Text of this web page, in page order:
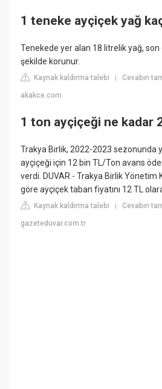
1 teneke ayçiçek yağ
Tenekede yer alan 18 litrelik yağ,
şekilde korunur.
Kaynak kaldırma talebi |Cevabın
akakce.com
1 ton ayçiçeği ne kadar
Trakya Birlik, 2022-2023 sezonunda
ayçiçeği için 12 bin TL/Ton avans
verdi. DUVAR - Trakya Birlik Yönetim
göre ayçiçek taban fiyatını 12 TL
Kaynak kaldırma talebi |Cevabın
gazeteduvar.com.tr